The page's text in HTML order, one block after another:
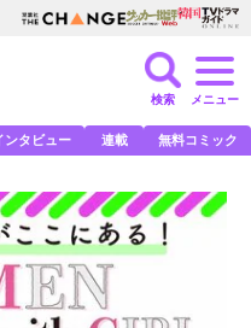
検索 メニュー
ンタビュー 連載 無料コミック